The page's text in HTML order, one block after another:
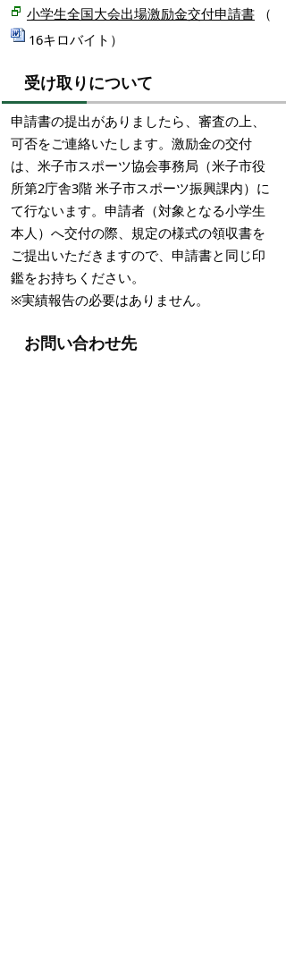
小学生全国大会出場激励金交付申請書 （
16キロバイト）
受け取りについて
申請書の提出がありましたら、審査の上、
可否をご連絡いたします。激励金の交付
は、米子市スポーツ協会事務局（米子市役
所第2庁舎3階 米子市スポーツ振興課内）に
て行ないます。申請者（対象となる小学生
本人）へ交付の際、規定の様式の領収書を
ご提出いただきますので、申請書と同じ印
鑑をお持ちください。
※実績報告の必要はありません。
お問い合わせ先